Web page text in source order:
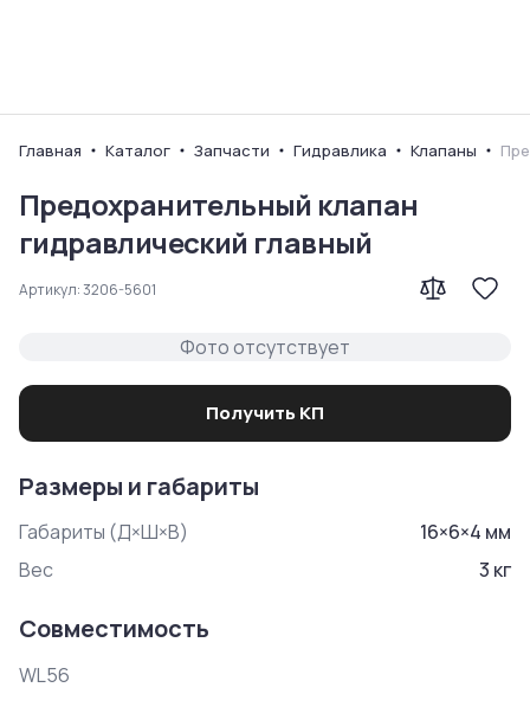
Главная Каталог Запчасти Гидравлика Клапаны
Предохранительный клапан
гидравлический главный
Артикул:3206-5601
Фото отсутствует
Получить КП
Размеры и габариты
Габариты (Д×Ш×В) 16×6×4 мм
Вес
3 кг
Совместимость
WL56